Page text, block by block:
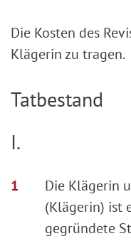
Die Kosten des
Klägerin zu tragen.
Tatbestand
I.
Die Klägerin
(Klägerin) ist
gegründete